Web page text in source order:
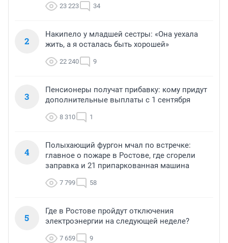
23 223 34
2
Накипело у младшей сестры: «Она уехала
жить, а я осталась быть хорошей»
22 240 9
3
Пенсионеры получат прибавку: кому придут
дополнительные выплаты с 1 сентября
8 310 1
4
Полыхающий фургон мчал по встречке:
главное о пожаре в Ростове, где сгорели
заправка и 21 припаркованная машина
7 799 58
5
Где в Ростове пройдут отключения
электроэнергии на следующей неделе?
7 659 9